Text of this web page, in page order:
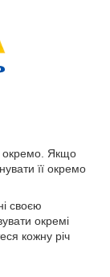
окремо. Якщо
її окремо
своєю
окремі
кожну річ